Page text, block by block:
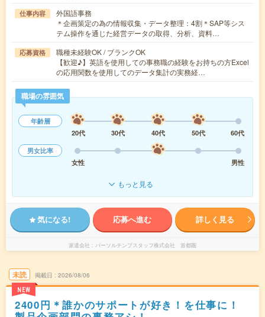
仕事内容
外国語事務
＊企画策定の為の情報収集・データ整理：4割＊SAP等シス
テム操作を通じた経営データの取得、分析、資料…
応募資格
職種未経験OK / ブランクOK
【歓迎♪】英語を使用しての事務職の経験をお持ちの方Excel
の応用関数を使用してのデータ集計の実務経…
職場の雰囲気
年齢層
20代
30代 40代 50代
60代
男女比率
女性
男性
もっと見る
気になる! 応募へ進む 詳しく見る
派遣会社 パーソルテンプスタッフ株式会社 首都圏
未読
NEW
掲載日 2026/08/06
2400円＊誰かのサポートが好き！を仕事に！